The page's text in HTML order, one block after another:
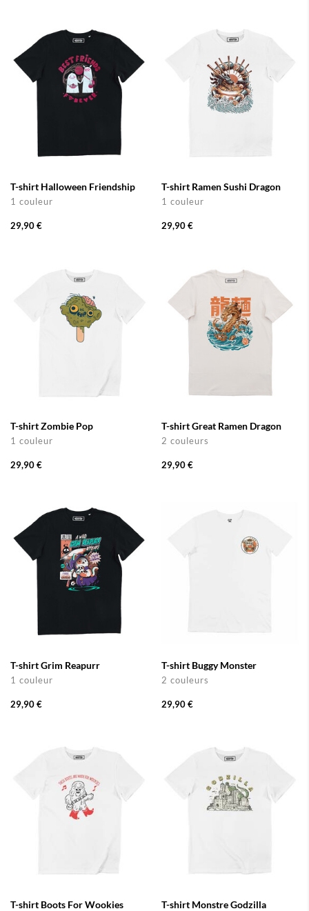
T-shirt Halloween Friendship
1 couleur
29,90 €
T-shirt Ramen Sushi Dragon
1 couleur
29,90 €
T-shirt Zombie Pop
1 couleur
29,90 €
T-shirt Great Ramen Dragon
2 couleurs
29,90 €
T-shirt Grim Reapurr
1 couleur
29,90 €
T-shirt Buggy Monster
2 couleurs
29,90 €
T-shirt Boots For Wookies T-shirt Monstre Godzilla